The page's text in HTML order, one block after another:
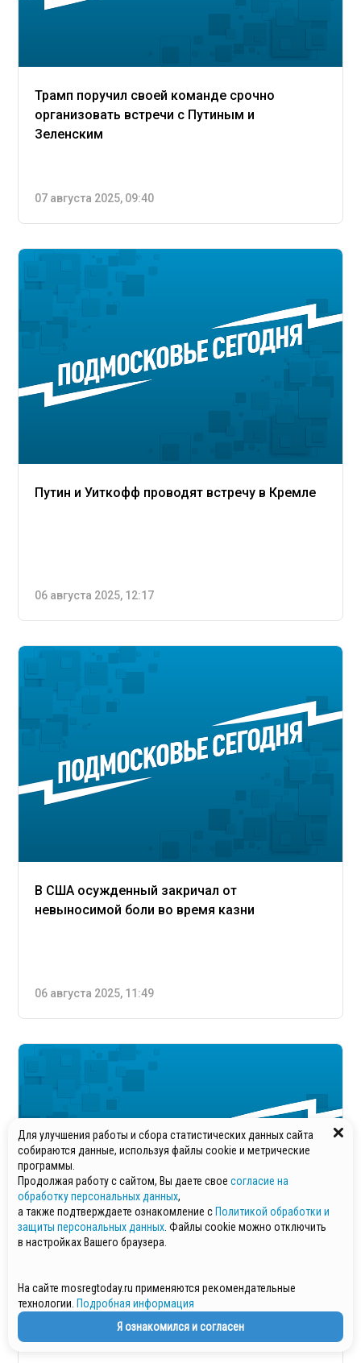
Трамп поручил своей команде срочно
организовать встречи с Путиным и
Зеленским
07 августа 2025, 09:40
Путин и Уиткофф проводят встречу в Кремле
06 августа 2025, 12:17
В США осужденный закричал от
невыносимой боли во время казни
06 августа 2025, 11:49
Четыре человека погибли в Аризоне при
крушении медицинского самолета
Для улучшения работы и сбора статистических данных сайта
собираются данные, используя файлы cookie и метрические
программы.
Продолжая работу с сайтом, Вы даете свое согласие на
обработку персональных данных,
а также подтверждаете ознакомление с Политикой обработки и
защиты персональных данных . Файлы cookie можно отключить
в настройках Вашего браузера.
На сайте mosregtoday.ru применяются рекомендательные
технологии. Подробная информация
Я ознакомился и согласен